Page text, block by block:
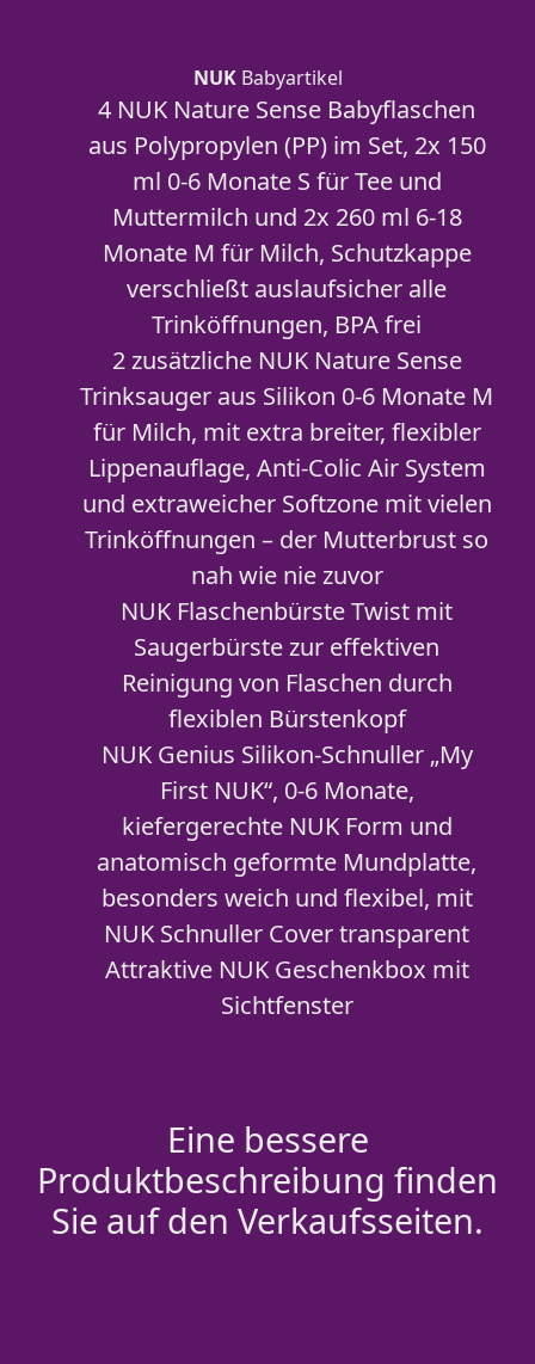
NUKBabyartikel
4 NUK Nature Sense Babyflaschen
aus Polypropylen (PP) im Set, 2x 150
ml 0-6 Monate S für Tee und
Muttermilch und 2x 260 ml 6-18
Monate M für Milch, Schutzkappe
verschließt auslaufsicher alle
Trinköffnungen, BPA frei
2 zusätzliche NUK Nature Sense
Trinksauger aus Silikon 0-6 Monate M
für Milch, mit extra breiter, flexibler
Lippenauflage, Anti-Colic Air System
und extraweicher Softzone mit vielen
Trinköffnungen – der Mutterbrust so
nah wie nie zuvor
NUK Flaschenbürste Twist mit
Saugerbürste zur effektiven
Reinigung von Flaschen durch
flexiblen Bürstenkopf
NUK Genius Silikon-Schnuller „My
First NUK“, 0-6 Monate,
kiefergerechte NUK Form und
anatomisch geformte Mundplatte,
besonders weich und flexibel, mit
NUK Schnuller Cover transparent
Attraktive NUK Geschenkbox mit
Sichtfenster
Eine bessere
Produktbeschreibung finden
Sie auf den Verkaufsseiten.